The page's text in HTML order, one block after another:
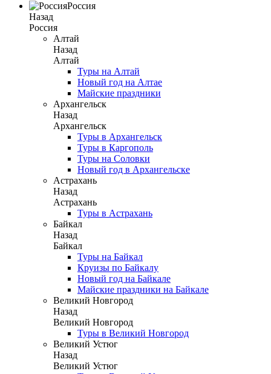
Россия
Назад
Россия
Алтай
Назад
Алтай
Туры на Алтай
Новый год на Алтае
Майские праздники
Архангельск
Назад
Архангельск
Туры в Архангельск
Туры в Каргополь
Туры на Соловки
Новый год в Архангельске
Астрахань
Назад
Астрахань
Туры в Астрахань
Байкал
Назад
Байкал
Туры на Байкал
Круизы по Байкалу
Новый год на Байкале
Майские праздники на Байкале
Великий Новгород
Назад
Великий Новгород
Туры в Великий Новгород
Великий Устюг
Назад
Великий Устюг